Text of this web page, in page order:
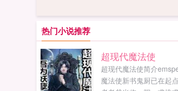
热门小说推荐
超现代魔法使
超现代魔法使简介
魔法使新书鬼厨已在起